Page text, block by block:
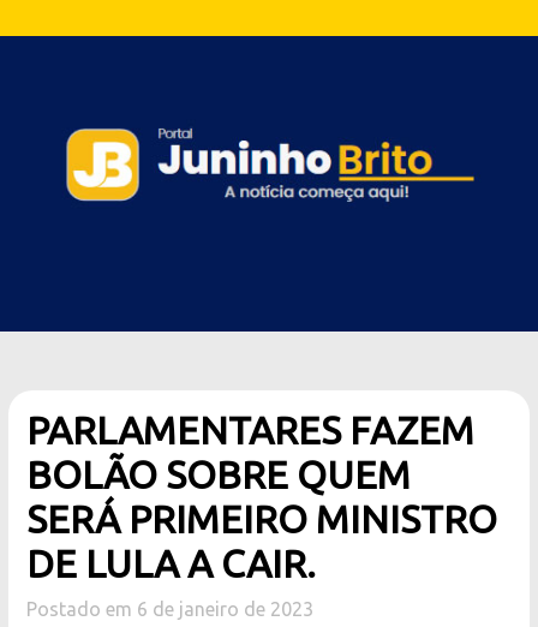
PARLAMENTARES FAZEM
BOLÃO SOBRE QUEM
SERÁ PRIMEIRO MINISTRO
DE LULA A CAIR.
Postado em 6 de janeiro de 2023